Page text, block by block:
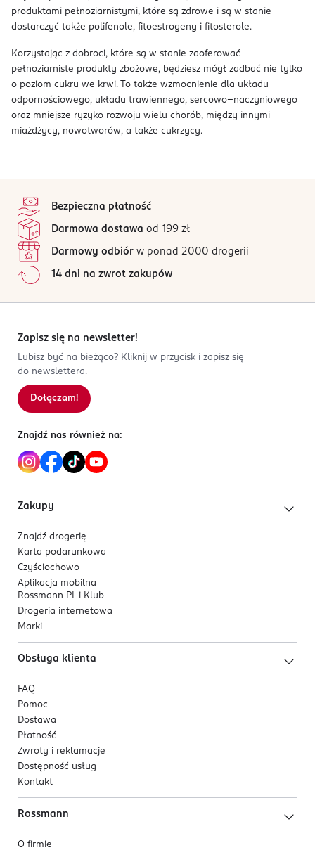
produktami pełnoziarnistymi, które są zdrowe i są w stanie
dostarczyć także polifenole, fitoestrogeny i fitosterole.
Korzystając z dobroci, które są w stanie zaoferować
pełnoziarniste produkty zbożowe, będziesz mógł zadbać nie tylko
o poziom cukru we krwi. To także wzmocnienie dla układu
odpornościowego, układu trawiennego, sercowo–naczyniowego
oraz mniejsze ryzyko rozwoju wielu chorób, między innymi
miażdżycy, nowotworów, a także cukrzycy.
Bezpieczna płatność
Darmowa dostawa od 199 zł
Darmowy odbiór w ponad 2000 drogerii
14 dni na zwrot zakupów
Zapisz się na newsletter!
Lubisz być na bieżąco? Kliknij w przycisk i zapisz się
do newslettera.
Dołączam!
Znajdź nas również na:
Zakupy
Znajdź drogerię
Karta podarunkowa
Czyściochowo
Aplikacja mobilna
Rossmann PL i Klub
Drogeria internetowa
Marki
Obsługa klienta
FAQ
Pomoc
Dostawa
Płatność
Zwroty i reklamacje
Dostępność usług
Kontakt
Rossmann
O firmie